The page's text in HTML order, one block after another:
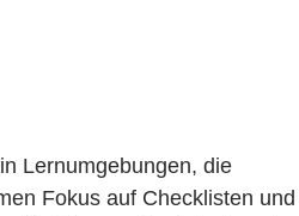
Lernumgebungen, die
Fokus auf Checklisten und